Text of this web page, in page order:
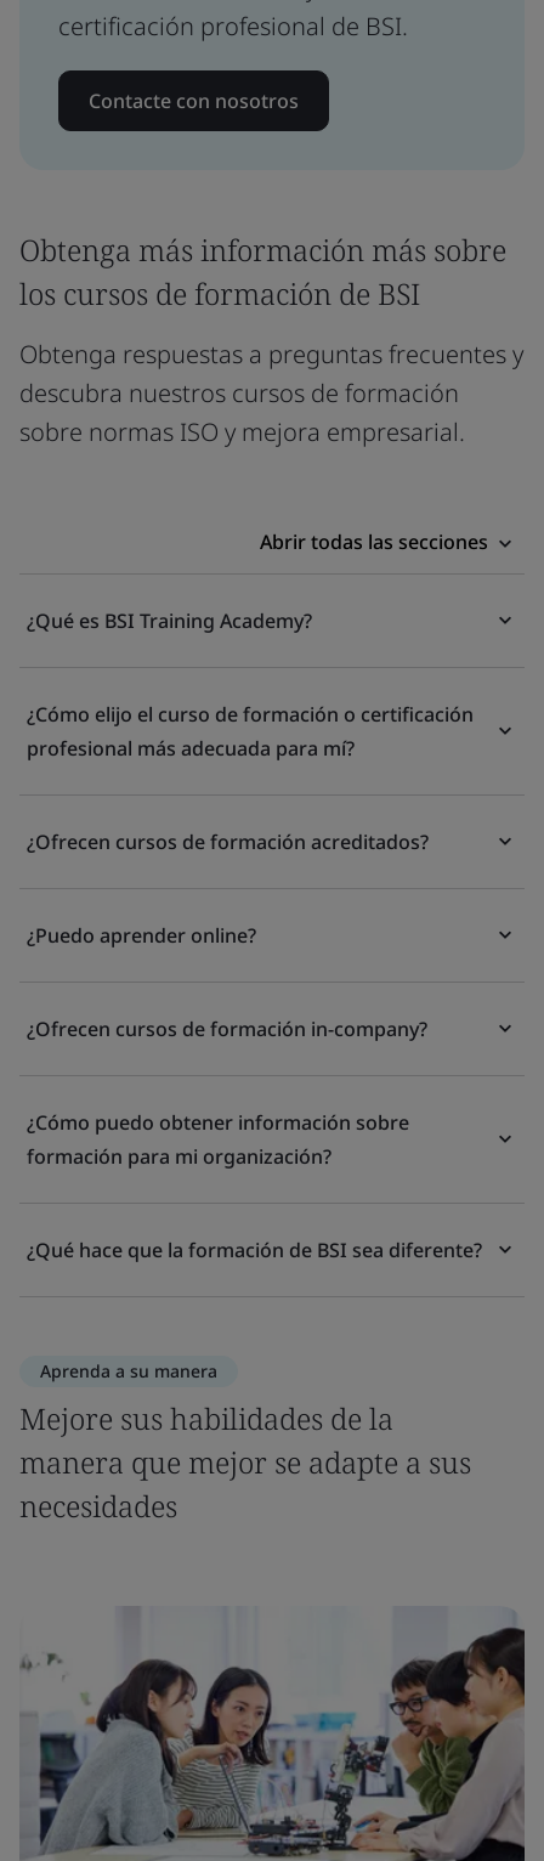
certificación profesional de BSI.
Contacte con nosotros
Obtenga más información más sobre
los cursos de formación de BSI
Obtenga respuestas a preguntas frecuentes y
descubra nuestros cursos de formación
sobre normas ISO y mejora empresarial.
Abrir todas las secciones
¿Qué es BSI Training Academy?
¿Cómo elijo el curso de formación o certificación
profesional más adecuada para mí?
¿Ofrecen cursos de formación acreditados?
¿Puedo aprender online?
¿Ofrecen cursos de formación in-company?
¿Cómo puedo obtener información sobre
formación para mi organización?
¿Qué hace que la formación de BSI sea diferente?
Aprenda a su manera
Mejore sus habilidades de la
manera que mejor se adapte a sus
necesidades